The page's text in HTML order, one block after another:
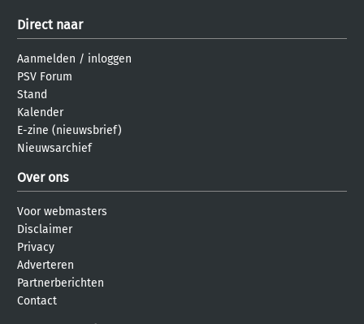
Direct naar
Aanmelden / inloggen
PSV Forum
Stand
Kalender
E-zine (nieuwsbrief)
Nieuwsarchief
Over ons
Voor webmasters
Disclaimer
Privacy
Adverteren
Partnerberichten
Contact